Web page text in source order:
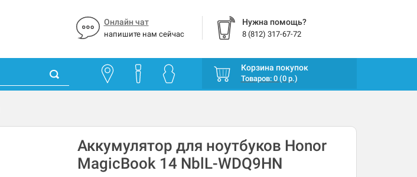
Онлайн чат
напишите нам сейчас
Нужна помощь?
8 (812) 317-67-72
Корзина покупок
Товаров: 0 (0 р.)
Аккумулятор для ноутбуков Honor
MagicBook 14 NblL-WDQ9HN